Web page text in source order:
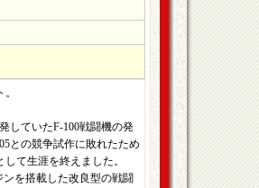
していたF-100戦闘機の発
との競争試作に敗れたため
て生涯を終えました。
ンを搭載した改良型の戦闘